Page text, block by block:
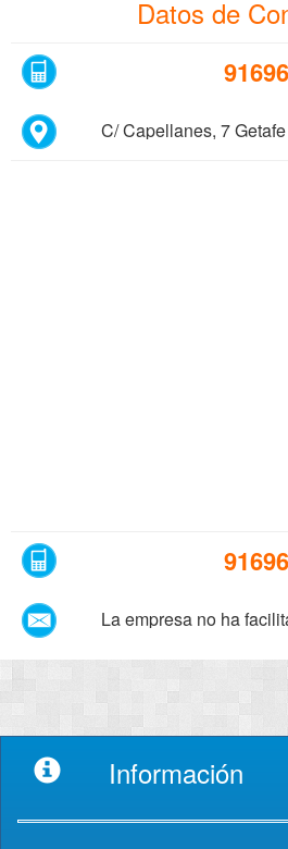
Datos de
C/ Capellanes, 7 Getafe
La empresa no ha
Información